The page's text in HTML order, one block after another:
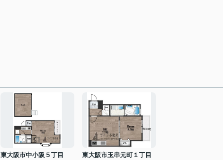
東大阪市中小阪５丁目
東大阪市玉串元町１丁目